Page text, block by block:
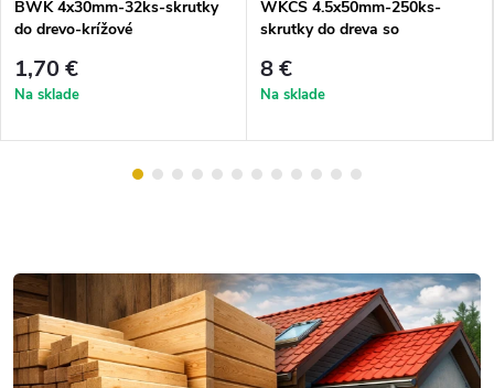
BWK 4x30mm-32ks-skrutky
do drevo-krížové
1,70 €
Na sklade
WKCS 4.5x50mm-250ks-
skrutky do dreva so
8 €
Na sklade